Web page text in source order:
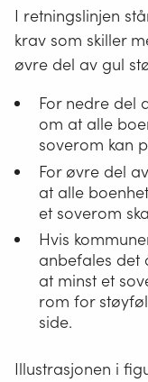
I retningslinjen
krav som skiller
øvre del av gul
For nedre del
om at alle
soverom kan
For øvre del
at alle
et soverom
Hvis
anbefales det
at minst et
rom for
side.
Illustrasjonen i